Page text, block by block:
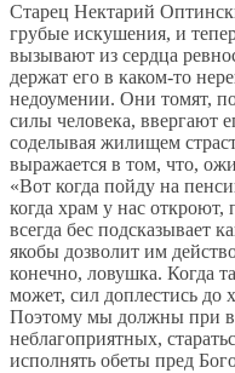
Старец Нектарий
грубые искушения, и
вызывают из сердца
держат его в каком-то
недоумении. Они томят,
силы человека, ввергают
соделывая жилищем
выражается в том, что,
«Вот когда пойду на
когда храм у нас
всегда бес подсказывает
якобы дозволит им
конечно, ловушка. Когда
может, сил доплестись до
Поэтому мы должны при
неблагоприятных,
исполнять обеты пред